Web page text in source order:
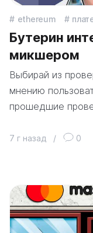
ethereum
Бутерин
микшером
Выбирай из
мнению
прошедшие
7 г назад / 0